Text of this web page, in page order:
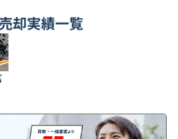
却実績一覧